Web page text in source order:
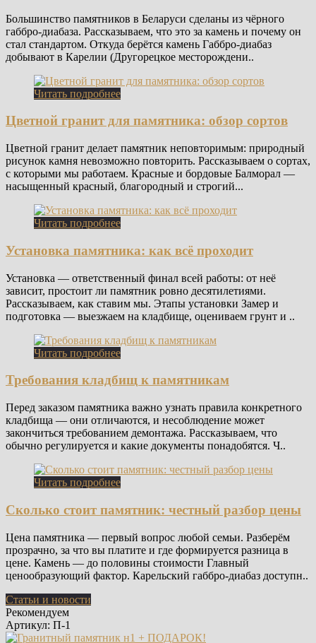
Большинство памятников в Беларуси сделаны из чёрного
габбро-диабаза. Рассказываем, что это за камень и почему он
стал стандартом. Откуда берётся камень Габбро-диабаз
добывают в Карелии (Другорецкое месторождени..
Читать подробнее
Цветной гранит для памятника: обзор сортов
Цветной гранит делает памятник неповторимым: природный
рисунок камня невозможно повторить. Рассказываем о сортах,
с которыми мы работаем. Красные и бордовые Балморал —
насыщенный красный, благородный и строгий...
Читать подробнее
Установка памятника: как всё проходит
Установка — ответственный финал всей работы: от неё
зависит, простоит ли памятник ровно десятилетиями.
Рассказываем, как ставим мы. Этапы установки Замер и
подготовка — выезжаем на кладбище, оцениваем грунт и ..
Читать подробнее
Требования кладбищ к памятникам
Перед заказом памятника важно узнать правила конкретного
кладбища — они отличаются, и несоблюдение может
закончиться требованием демонтажа. Рассказываем, что
обычно регулируется и какие документы понадобятся. Ч..
Читать подробнее
Сколько стоит памятник: честный разбор цены
Цена памятника — первый вопрос любой семьи. Разберём
прозрачно, за что вы платите и где формируется разница в
цене. Камень — до половины стоимости Главный
ценообразующий фактор. Карельский габбро-диабаз доступн..
Статьи и новости
Рекомендуем
Артикул: П-1